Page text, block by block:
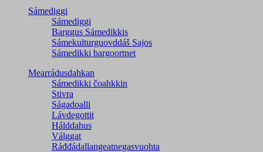
Sámediggi
Sámediggi
Barggus Sámedikkis
Sámekulturguovddáš Sajos
Sámedikki bargoortnet
Mearrádusdahkan
Sámedikki čoahkkin
Stivra
Ságadoalli
Lávdegottit
Hálddahus
Válggat
Ráđđádallangeatnegas­vuohta